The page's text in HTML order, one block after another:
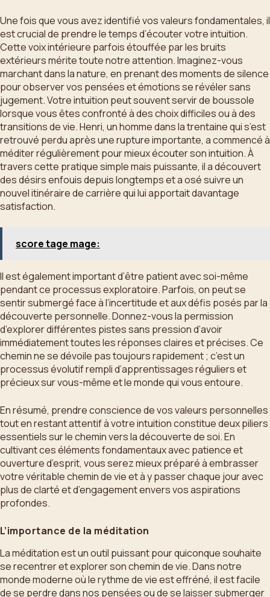
Une fois que vous avez identifié vos valeurs fondamentales, il
est crucial de prendre le temps d’écouter votre intuition.
Cette voix intérieure parfois étouffée par les bruits
extérieurs mérite toute notre attention. Imaginez-vous
marchant dans la nature, en prenant des moments de silence
pour observer vos pensées et émotions se révéler sans
jugement. Votre intuition peut souvent servir de boussole
lorsque vous êtes confronté à des choix difficiles ou à des
transitions de vie. Henri, un homme dans la trentaine qui s’est
retrouvé perdu après une rupture importante, a commencé à
méditer régulièrement pour mieux écouter son intuition. À
travers cette pratique simple mais puissante, il a découvert
des désirs enfouis depuis longtemps et a osé suivre un
nouvel itinéraire de carrière qui lui apportait davantage
satisfaction.
score tage mage:
Il est également important d’être patient avec soi-même
pendant ce processus exploratoire. Parfois, on peut se
sentir submergé face à l’incertitude et aux défis posés par la
découverte personnelle. Donnez-vous la permission
d’explorer différentes pistes sans pression d’avoir
immédiatement toutes les réponses claires et précises. Ce
chemin ne se dévoile pas toujours rapidement ; c’est un
processus évolutif rempli d’apprentissages réguliers et
précieux sur vous-même et le monde qui vous entoure.
En résumé, prendre conscience de vos valeurs personnelles
tout en restant attentif à votre intuition constitue deux piliers
essentiels sur le chemin vers la découverte de soi. En
cultivant ces éléments fondamentaux avec patience et
ouverture d’esprit, vous serez mieux préparé à embrasser
votre véritable chemin de vie et à y passer chaque jour avec
plus de clarté et d’engagement envers vos aspirations
profondes.
L’importance de la méditation
La méditation est un outil puissant pour quiconque souhaite
se recentrer et explorer son chemin de vie. Dans notre
monde moderne où le rythme de vie est effréné, il est facile
de se perdre dans nos pensées ou de se laisser submerger